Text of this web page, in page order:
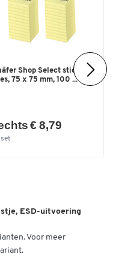
PP
ESD
Shop Select sticky
75 x 75 mm, 100 ...
€ 8,79
ESD-uitvoering
Voor meer